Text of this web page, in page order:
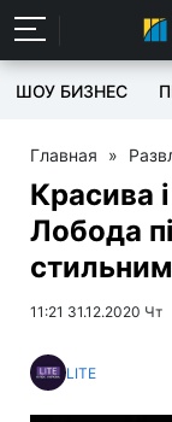
ШОУ БИЗНЕС
Главная »
Красива
Лобода
11:21 31.12.2020 Чт
LITE